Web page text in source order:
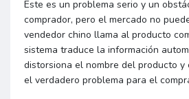
Este es un problema serio y un
comprador, pero el mercado no
vendedor chino llama al producto
sistema traduce la información
distorsiona el nombre del producto y
el verdadero problema para el